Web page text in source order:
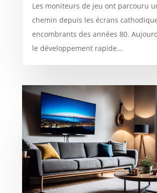
Les moniteurs de jeu ont parcouru
chemin depuis les écrans
encombrants des années 80.
le développement rapide...